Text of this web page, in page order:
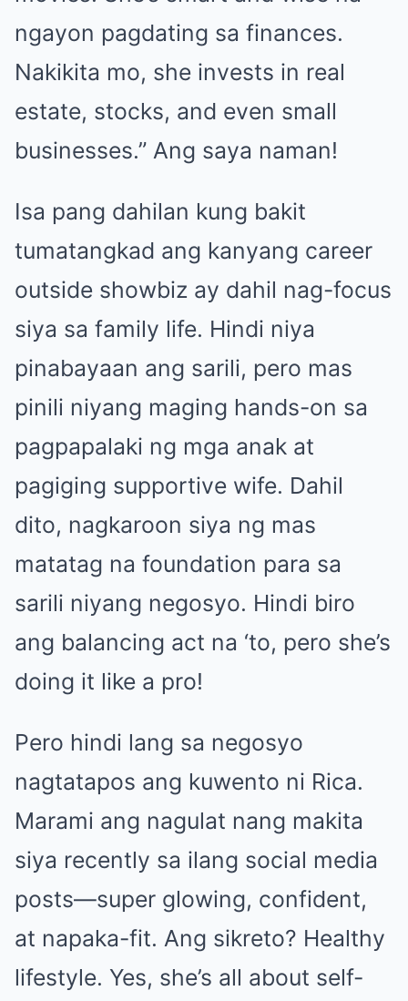
ngayon pagdating sa finances.
Nakikita mo, she invests in real
estate, stocks, and even small
businesses.” Ang saya naman!
Isa pang dahilan kung bakit
tumatangkad ang kanyang career
outside showbiz ay dahil nag-focus
siya sa family life. Hindi niya
pinabayaan ang sarili, pero mas
pinili niyang maging hands-on sa
pagpapalaki ng mga anak at
pagiging supportive wife. Dahil
dito, nagkaroon siya ng mas
matatag na foundation para sa
sarili niyang negosyo. Hindi biro
ang balancing act na ‘to, pero she’s
doing it like a pro!
Pero hindi lang sa negosyo
nagtatapos ang kuwento ni Rica.
Marami ang nagulat nang makita
siya recently sa ilang social media
posts—super glowing, confident,
at napaka-fit. Ang sikreto? Healthy
lifestyle. Yes, she’s all about self-